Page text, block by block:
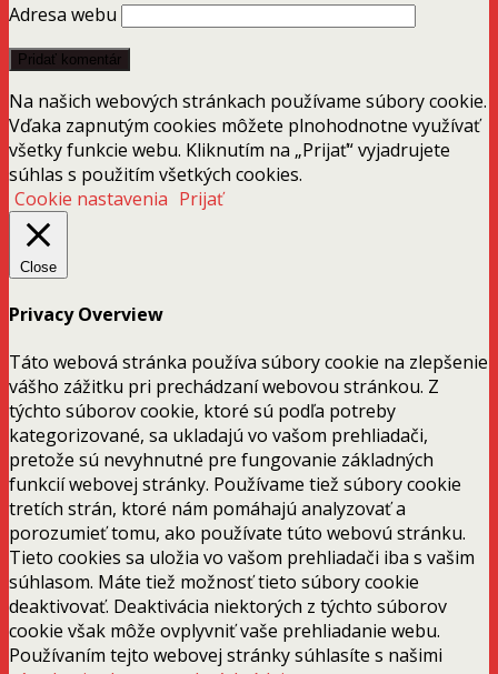
Adresa webu
Na našich webových stránkach používame súbory cookie.
Vďaka zapnutým cookies môžete plnohodnotne využívať
všetky funkcie webu. Kliknutím na „Prijať“ vyjadrujete
súhlas s použitím všetkých cookies.
Cookie nastavenia Prijať
Close
Privacy Overview
Táto webová stránka používa súbory cookie na zlepšenie
vášho zážitku pri prechádzaní webovou stránkou. Z
týchto súborov cookie, ktoré sú podľa potreby
kategorizované, sa ukladajú vo vašom prehliadači,
pretože sú nevyhnutné pre fungovanie základných
funkcií webovej stránky. Používame tiež súbory cookie
tretích strán, ktoré nám pomáhajú analyzovať a
porozumieť tomu, ako používate túto webovú stránku.
Tieto cookies sa uložia vo vašom prehliadači iba s vašim
súhlasom. Máte tiež možnosť tieto súbory cookie
deaktivovať. Deaktivácia niektorých z týchto súborov
cookie však môže ovplyvniť vaše prehliadanie webu.
Používaním tejto webovej stránky súhlasíte s našimi